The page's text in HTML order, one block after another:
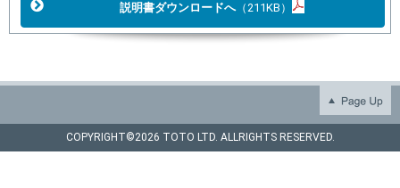
説明書ダウンロードへ（211KB）
COPYRIGHT©2026 TOTO LTD. ALLRIGHTS RESERVED.